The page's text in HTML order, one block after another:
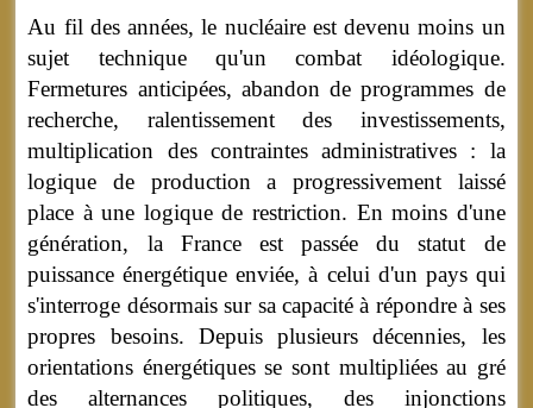
Au fil des années, le nucléaire est devenu moins un
sujet technique qu'un combat idéologique.
Fermetures anticipées, abandon de programmes de
recherche, ralentissement des investissements,
multiplication des contraintes administratives : la
logique de production a progressivement laissé
place à une logique de restriction. En moins d'une
génération, la France est passée du statut de
puissance énergétique enviée, à celui d'un pays qui
s'interroge désormais sur sa capacité à répondre à ses
propres besoins. Depuis plusieurs décennies, les
orientations énergétiques se sont multipliées au gré
des alternances politiques, des injonctions